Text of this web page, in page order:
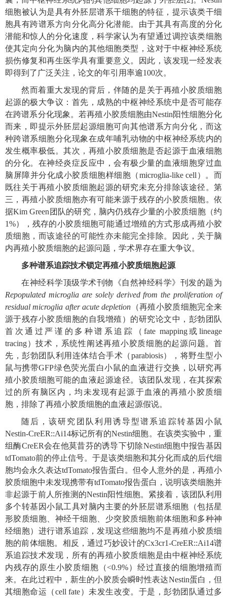
细胞被认为是具有外胚层谱系干细胞的特征，提示该类干细
胞具有跨谱系方向分化高分化潜能。由于其具有高度的分化
潜能和惊人的分化速度，科学家认为有望通过调控该类细胞
使其定向分化为脑内的其他细胞类型，这对于中枢神经系统
损伤修复和再生医学具有重要意义。因此，该发现一经发表
即得到了广泛关注，论文的年引用率逾100次。
然而着重大发现的背后，伴随的是关于再殖小胶质细胞
起源的极大争议：首先，成熟的中枢神经系统中是否可能存
在跨谱系分化现象。若再殖小胶质细胞由Nestin阳性细胞分化
而来，即提示外胚层起源细胞可向其他谱系方向分化，而这
种跨谱系细胞分化现象在成年哺乳动物的中枢神经系统内的
发生概率极低。其次，再殖小胶质细胞是否起源于血液细胞
的分化。在神经炎症反应中，会有极少量的血液细胞穿过血
脑屏障并分化成小胶质细胞样细胞（microglia-like cell）。而
既往关于再殖小胶质细胞起源的研究未充分排除该途径。第
三，再殖小胶质细胞亦有可能来源于残存的小胶质细胞。依
据Kim Green团队的研究，脑内仍残存少量的小胶质细胞（约
1%），残存的小胶质细胞可能通过增殖的方式形成再殖小胶
质细胞，而该途径的可能性亦未能完全排除。因此，关于脑
内再殖小胶质细胞的起源问题，学术界存在重大争议。
多种谱系追踪技术锁定再殖小胶质细胞起源
在神经科学顶级学术刊物《自然神经科学》刊发的题为
Repopulated microglia are solely derived from the proliferation of
residual microglia after acute depletion （再殖小胶质细胞完全来
源于残存小胶质细胞的自我增殖）的研究论文中，彭勃团队
首次通过严谨的多种谱系追踪（fate mapping或lineage
tracing）技术，系统性阐述再殖小胶质细胞的起源问题。首
先，彭勃团队利用连体结合手术（parabiosis），将野生型小
鼠与携带GFP绿色荧光蛋白小鼠的血液进行交换，以研究再
殖小胶质细胞可能的血液起源途径。该团队发现，在其探索
过的所有脑区内，均未发现有起源于血液的再殖小胶质细
胞，排除了再殖小胶质细胞的血液起源假说。
随后，该研究团队利用诱导型谱系追踪转基因小鼠
Nestin-CreER::Ai14标记所有的Nestin细胞。在该类实验中，重
组酶CreER会在他莫昔芬的诱导下切除Nestin细胞中报告基因
tdTomato前的停止信号。于是该类细胞和其分化而成的后代细
胞均会永久表达tdTomato报告蛋白。但令人意外的是，再殖小
胶质细胞中未发现携带有tdTomato报告蛋白，说明该类细胞并
非起源于前人所推测的Nestin阳性细胞。紧接着，该团队利用
多个转基因小鼠工具对脑内主要的外胚层谱系细胞（包括星
形胶质细胞、神经干细胞、少突胶质细胞前体细胞和多种神
经细胞）进行谱系追踪，发现这些细胞均不是再殖小胶质细
胞的前体细胞。相反，通过巧妙设计的Cx3cr1-CreER::Ai14谱
系追踪技术发现，所有的再殖小胶质细胞是由中枢神经系统
内残存的原生小胶质细胞（<0.9%）经过直接的细胞增殖而
来。在此过程中，新生的小胶质会瞬时性表达Nestin蛋白，但
其细胞命运（cell fate）未发生改变。于是，彭勃团队通过多